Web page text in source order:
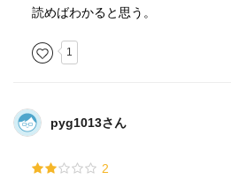
読めばわかると思う。
1
pyg1013さん
2